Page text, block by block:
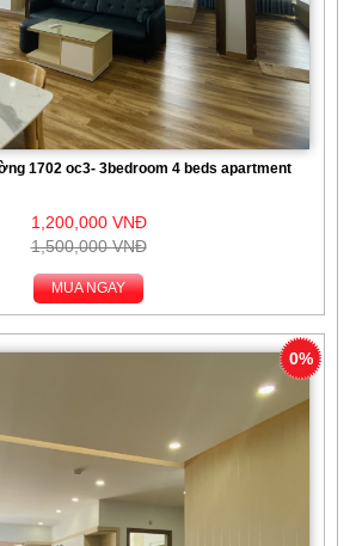
1702 oc3- 3bedroom 4 beds apartment
1,200,000 VNĐ
1,500,000 VNĐ
MUA NGAY
0%